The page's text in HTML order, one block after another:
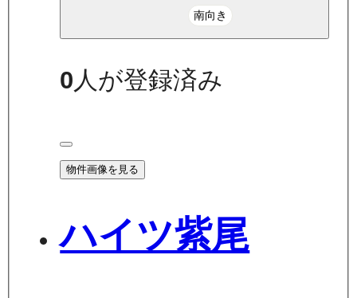
南向き
0人が登録済み
物件画像を見る
ハイツ紫尾